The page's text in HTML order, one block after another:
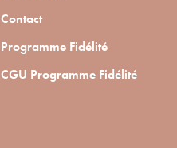
Contact
Programme Fidélité
CGU Programme Fidélité